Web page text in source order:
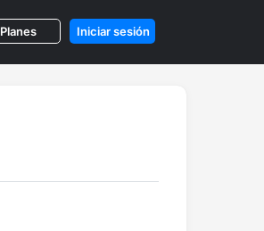
Planes Iniciar sesión